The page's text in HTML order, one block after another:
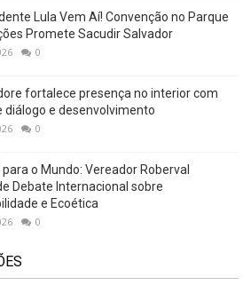
Lula Vem Aí! Convenção no Parque
Promete Sacudir Salvador
0
fortalece presença no interior com
diálogo e desenvolvimento
0
para o Mundo: Vereador Roberval
Debate Internacional sobre
e Ecoética
0